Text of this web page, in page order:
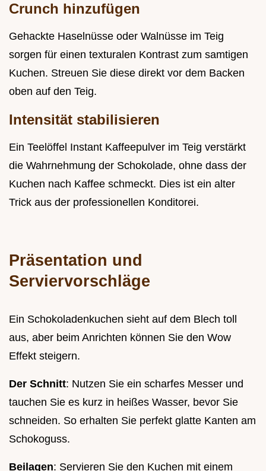
Crunch hinzufügen
Gehackte Haselnüsse oder Walnüsse im Teig
sorgen für einen texturalen Kontrast zum samtigen
Kuchen. Streuen Sie diese direkt vor dem Backen
oben auf den Teig.
Intensität stabilisieren
Ein Teelöffel Instant Kaffeepulver im Teig verstärkt
die Wahrnehmung der Schokolade, ohne dass der
Kuchen nach Kaffee schmeckt. Dies ist ein alter
Trick aus der professionellen Konditorei.
Präsentation und
Serviervorschläge
Ein Schokoladenkuchen sieht auf dem Blech toll
aus, aber beim Anrichten können Sie den Wow
Effekt steigern.
Der Schnitt: Nutzen Sie ein scharfes Messer und
tauchen Sie es kurz in heißes Wasser, bevor Sie
schneiden. So erhalten Sie perfekt glatte Kanten am
Schokoguss.
Beilagen: Servieren Sie den Kuchen mit einem